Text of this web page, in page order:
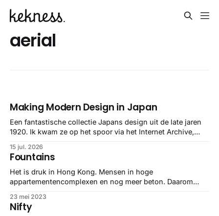
aerial
Making Modern Design in Japan
Een fantastische collectie Japans design uit de late jaren
1920. Ik kwam ze op het spoor via het Internet Archive,
gebundeld in een: boek ✨ Daarin hebben ze alle scans een
stuk netter getrokken, maar op deze manier vind ik ze er
minstens
15 jul. 2026
Fountains
Het is druk in Hong Kong. Mensen in hoge
appartementencomplexen en nog meer beton. Daarom
je nog een beetje kon socializen. Maar inmiddels zitten ze
ook daar ‘s avonds liever tiktoks te scrollen. Anyway, het
23 mei 2023
Nifty